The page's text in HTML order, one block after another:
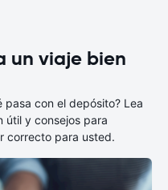
un viaje bien
pasa con el depósito? Lea
útil y consejos para
correcto para usted.